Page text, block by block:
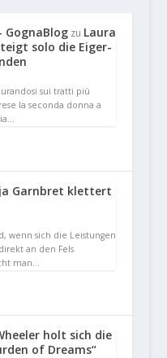
zu Laura
solo die Eiger-
sui tratti più
la seconda donna a
Garnbret klettert
wenn sich die Leistungen
an den Fels
man…
holt sich die
of Dreams“